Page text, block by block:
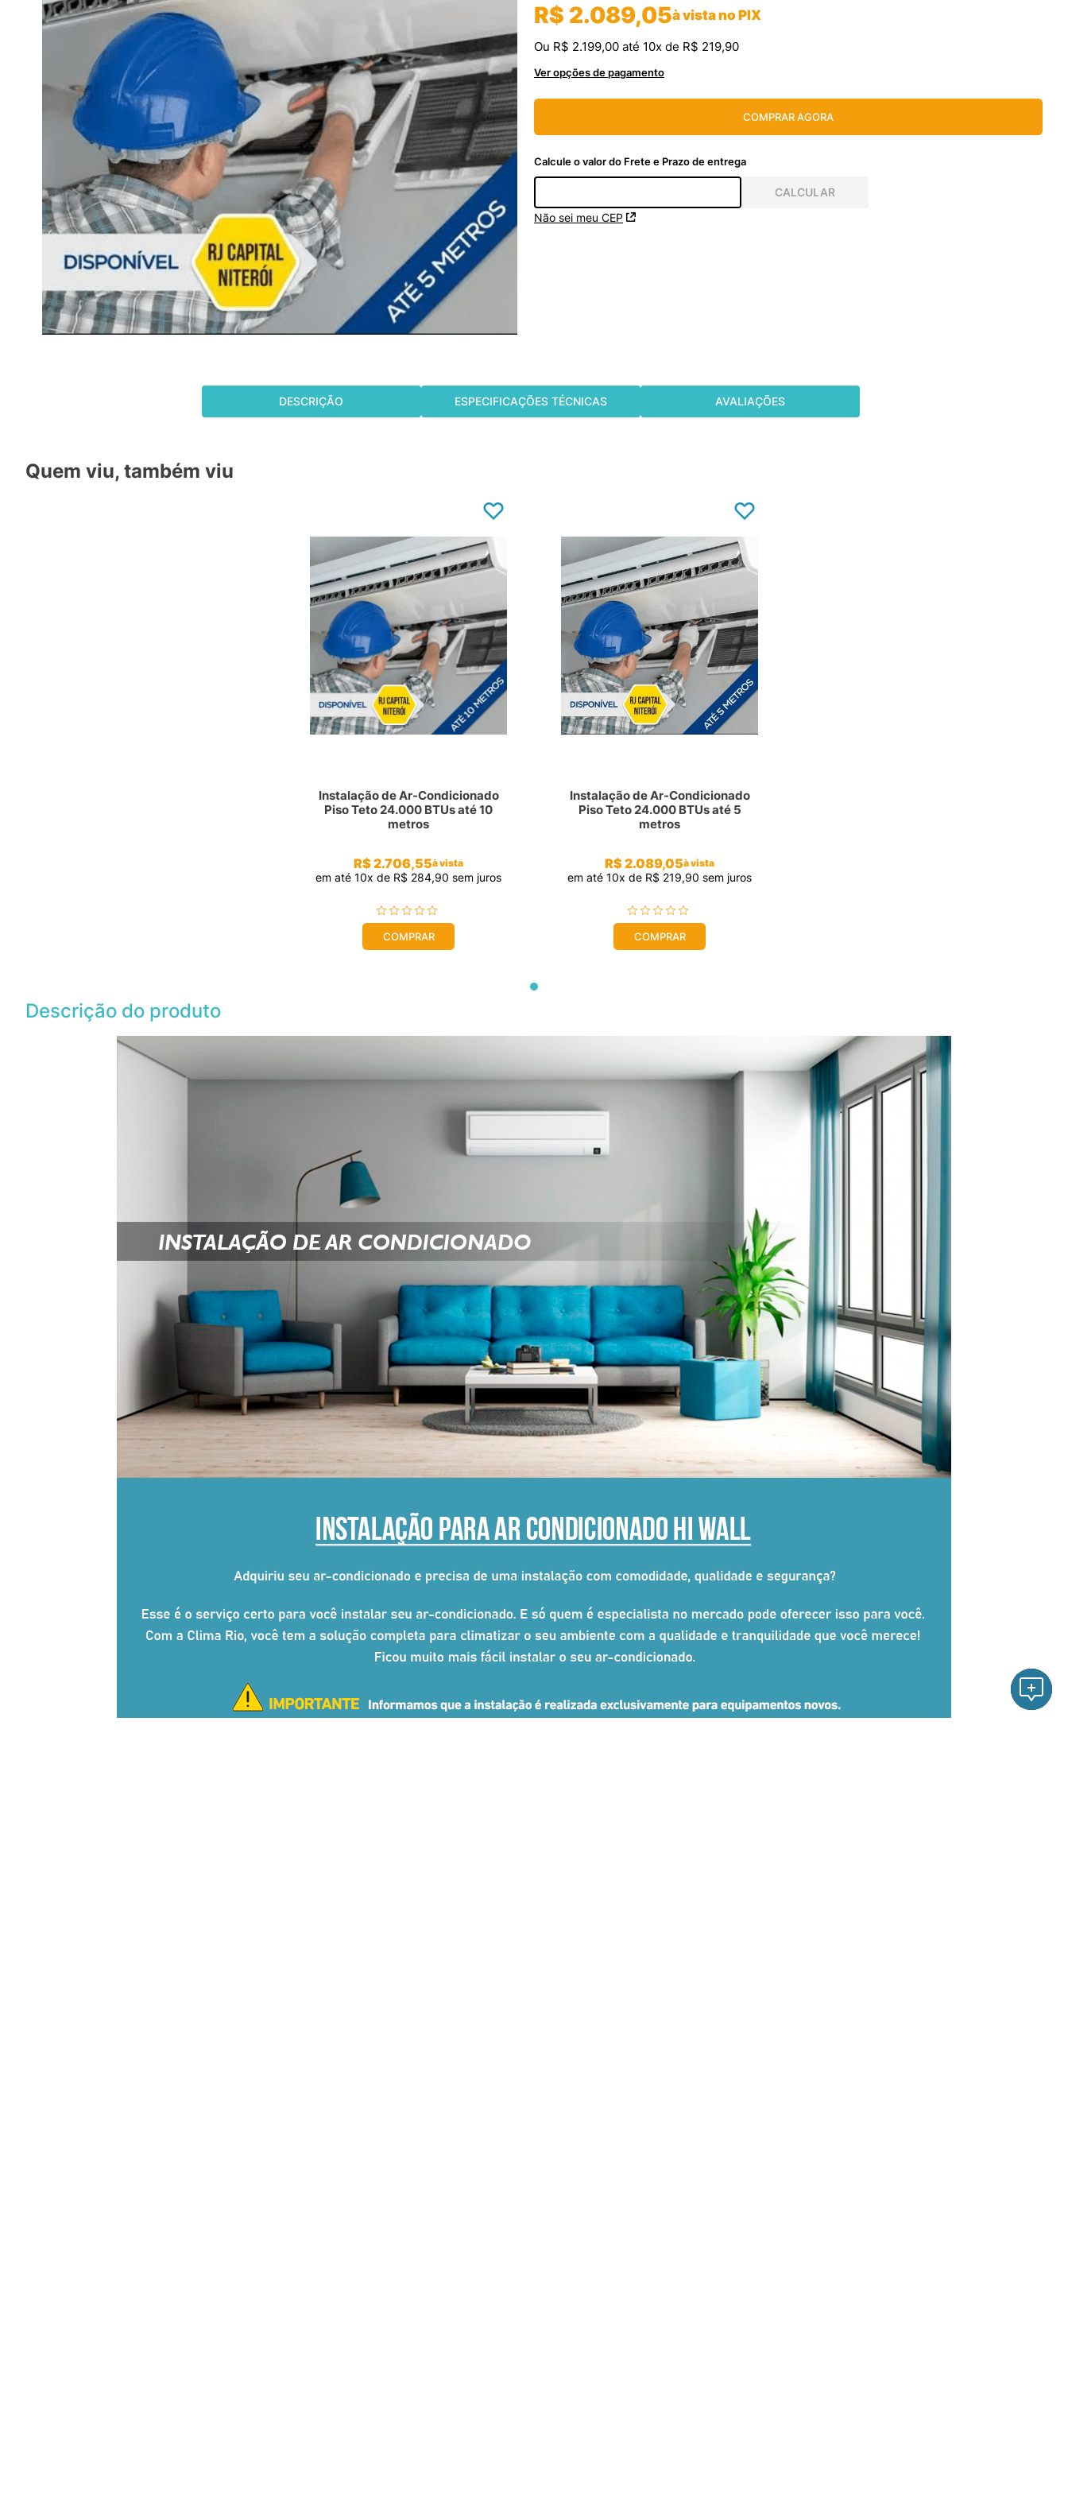
R$ 2.089,05à vista no PIX
Ou R$ 2.199,00 até 10x de R$ 219,90
Ver opções de pagamento
COMPRAR AGORA
Não sei meu CEP
DESCRIÇÃO ESPECIFICAÇÕES TÉCNICAS AVALIAÇÕES
Quem viu, também viu
Instalação de Ar-Condicionado
Piso Teto 24.000 BTUs até 10
metros
R$2.706,55à vista
em até 10x de R$ 284,90 sem juros
COMPRAR
Instalação de Ar-Condicionado
Piso Teto 24.000 BTUs até 5
metros
R$2.089,05à vista
em até 10x de R$ 219,90 sem juros
COMPRAR
Descrição do produto